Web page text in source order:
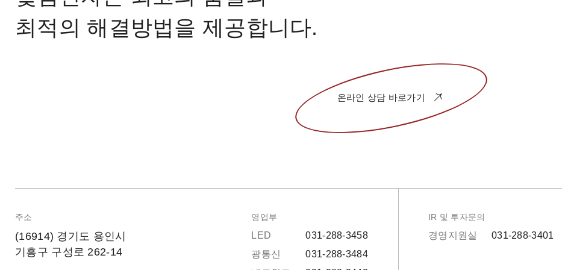
최적의 해결방법을 제공합니다.
온라인 상담 바로가기
주소
(16914) 경기도 용인시
기흥구 구성로 262-14
영업부
LED
031-288-3458
광통신
031-288-3484
IR 및 투자문의
경영지원실 031-288-3401